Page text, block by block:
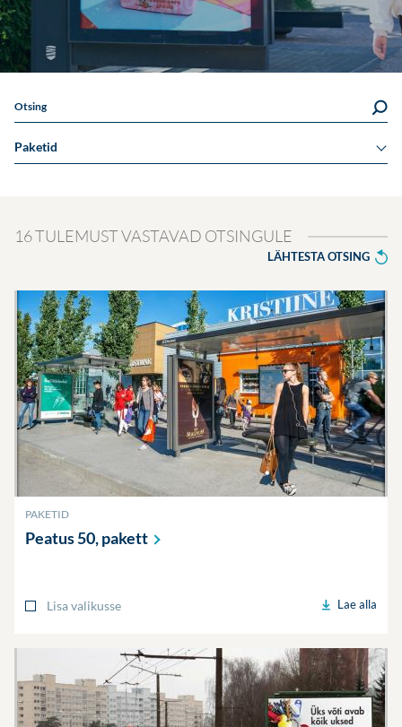
Otsing
Paketid
16 TULEMUST VASTAVAD OTSINGULE
LÄHTESTA OTSING
PAKETID
Peatus 50,pakett
Lisa valikusse Lae alla